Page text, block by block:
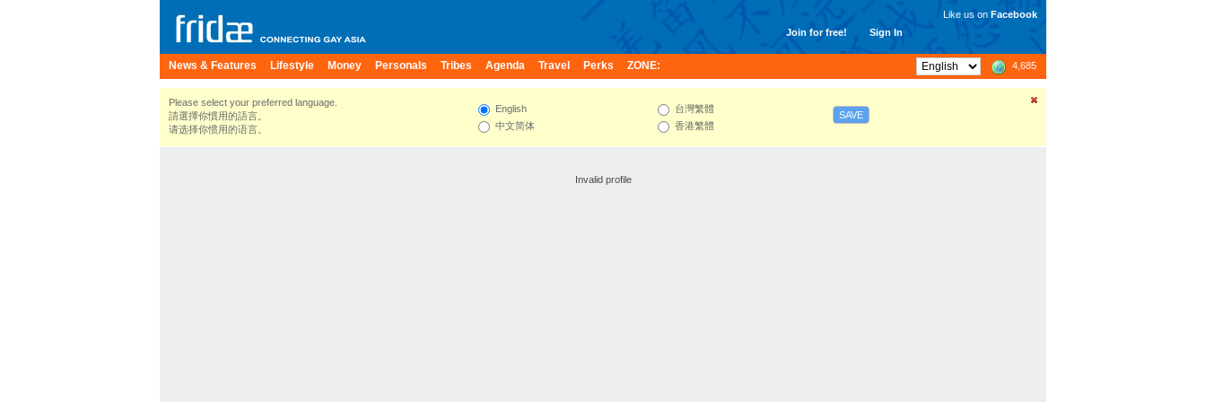
Join for free! Sign In
Like us on Facebook
News & Features Lifestyle Money Personals Tribes Agenda Travel Perks ZONE: 4,685
Please select your preferred language.
請選擇你慣用的語言。
请选择你惯用的语言。
English
中文简体
台灣繁體
香港繁體
SAVE
Invalid profile